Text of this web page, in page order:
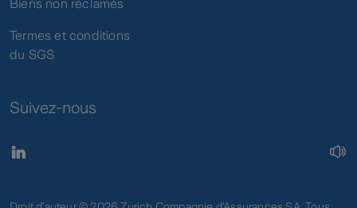
Biens non réclamés
Termes et conditions
du SGS
Suivez-nous